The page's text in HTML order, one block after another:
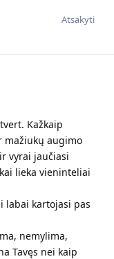
Atsakyti
Kažkaip
mažiukų augimo
vyrai jaučiasi
lieka vieninteliai
labai kartojasi pas
nemylima,
Tavęs nei kaip